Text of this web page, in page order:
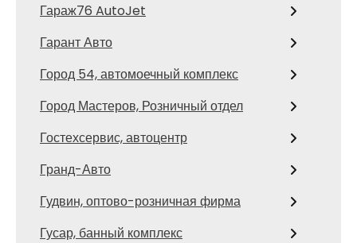
Гараж76 AutoJet
Гарант Авто
Город 54, автомоечный комплекс
Город Мастеров, Розничный отдел
Гостехсервис, автоцентр
Гранд-Авто
Гудвин, оптово-розничная фирма
Гусар, банный комплекс